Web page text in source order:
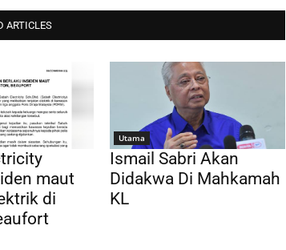
ARTICLES
maut
di
Utama
Ismail Sabri Akan
Didakwa Di Mahkamah
KL